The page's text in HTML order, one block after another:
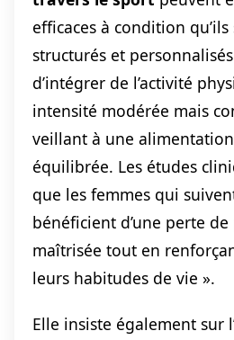
efficaces à condition
structurés et
d’intégrer de l’activité
intensité modérée mais
veillant à une
équilibrée. Les études
que les femmes qui
bénéficient d’une perte
maîtrisée tout en
leurs habitudes de vie ».
Elle insiste également sur